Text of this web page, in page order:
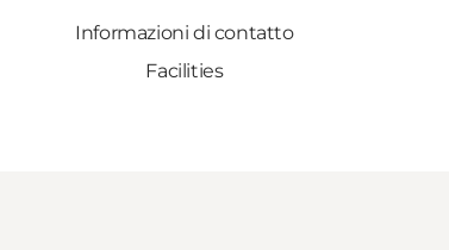
Informazioni di contatto
Facilities